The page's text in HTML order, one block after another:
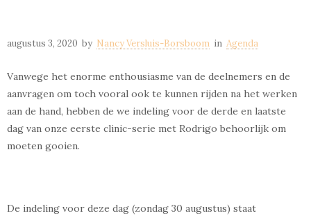
augustus 3, 2020 by Nancy Versluis-Borsboom in Agenda
Vanwege het enorme enthousiasme van de deelnemers en de
aanvragen om toch vooral ook te kunnen rijden na het werken
aan de hand, hebben de we indeling voor de derde en laatste
dag van onze eerste clinic-serie met Rodrigo behoorlijk om
moeten gooien.
De indeling voor deze dag (zondag 30 augustus) staat